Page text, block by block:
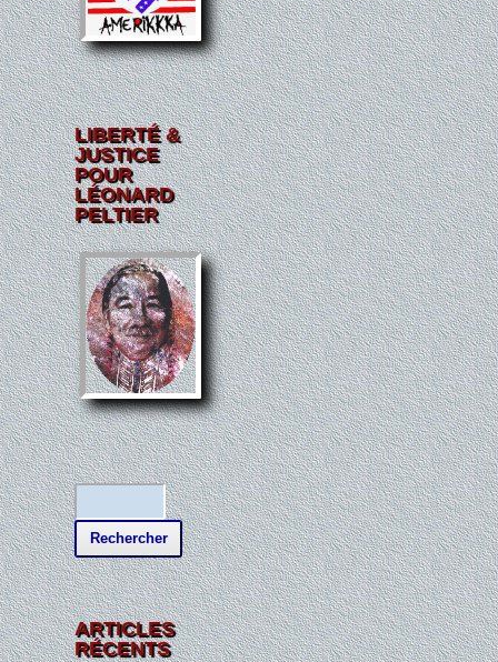
LIBERTÉ &
JUSTICE
POUR
LÉONARD
PELTIER
e
c
h
e
r
ARTICLES
RÉCENTS